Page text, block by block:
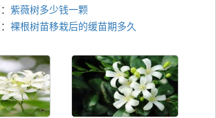
紫薇树多少钱一颗
裸根树苗移栽后的缓苗期多久